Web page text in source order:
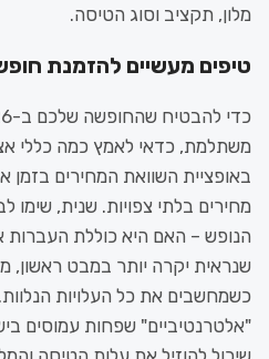
מלון, תקציב וסוג הטיסה.
טיפים מעשיים להזמנת
משתלמת, כדאי לאמץ כמה כללי
באופציית השוואת המחירים בזמן
מחירים בלתי צפויות. שנית,
הנופש – האם היא כוללת העברות
שנראית יקרה יותר במבט
כשמחשבים את כל העלויות
"אלטרנטיביים" שפחות עמוסים